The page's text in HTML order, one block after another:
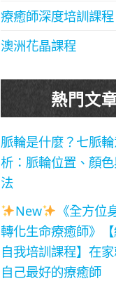
療癒師深度培訓課程
澳洲花晶課程
熱門文
脈輪是什麼？七脈
析：脈輪位置、顏
法
New
《全方位
轉化生命療癒師》
自我培訓課程】在
自己最好的療癒師